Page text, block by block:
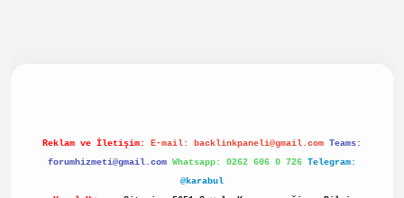
Reklam ve İletişim: E-mail: backlinkpaneli@gmail.com Teams:
forumhizmeti@gmail.com Whatsapp: 0262 606 0 726 Telegram:
@karabul